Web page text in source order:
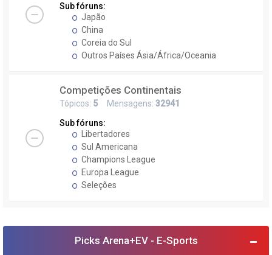
Sub fóruns:
Japão
China
Coreia do Sul
Outros Países Ásia/África/Oceania
Competições Continentais
Tópicos: 5 Mensagens: 32941
Sub fóruns:
Libertadores
Sul Americana
Champions League
Europa League
Seleções
Picks Arena+EV - E-Sports